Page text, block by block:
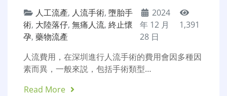
人工流產, 人流手術, 墮胎手
術, 大陸落仔, 無痛人流, 終止懷
孕, 藥物流產
2024
年 12 月
28 日
1,391
人流費用，在深圳進行人流手術的費用會因多種因
素而異，一般來説，包括手術類型…
Read More